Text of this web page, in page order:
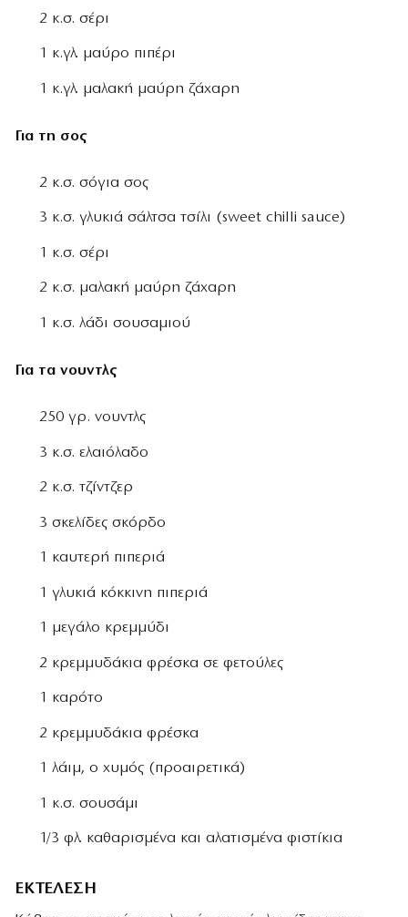
2 κ.σ. σέρι
1 κ.γλ. μαύρο πιπέρι
1 κ.γλ. μαλακή μαύρη ζάχαρη
Για τη σος
2 κ.σ. σόγια σος
3 κ.σ. γλυκιά σάλτσα τσίλι (sweet chilli sauce)
1 κ.σ. σέρι
2 κ.σ. μαλακή μαύρη ζάχαρη
1 κ.σ. λάδι σουσαμιού
Για τα νουντλς
250 γρ. νουντλς
3 κ.σ. ελαιόλαδο
2 κ.σ. τζίντζερ
3 σκελίδες σκόρδο
1 καυτερή πιπεριά
1 γλυκιά κόκκινη πιπεριά
1 μεγάλο κρεμμύδι
2 κρεμμυδάκια φρέσκα σε φετούλες
1 καρότο
2 κρεμμυδάκια φρέσκα
1 λάιμ, ο χυμός (προαιρετικά)
1 κ.σ. σουσάμι
1/3 φλ. καθαρισμένα και αλατισμένα φιστίκια
ΕΚΤΕΛΕΣΗ